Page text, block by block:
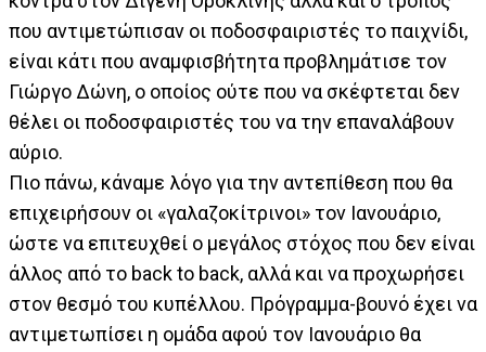
που αντιμετώπισαν οι ποδοσφαιριστές το παιχνίδι,
είναι κάτι που αναμφισβήτητα προβλημάτισε τον
Γιώργο Δώνη, ο οποίος ούτε που να σκέφτεται δεν
θέλει οι ποδοσφαιριστές του να την επαναλάβουν
αύριο.
Πιο πάνω, κάναμε λόγο για την αντεπίθεση που θα
επιχειρήσουν οι «γαλαζοκίτρινοι» τον Ιανουάριο,
ώστε να επιτευχθεί ο μεγάλος στόχος που δεν είναι
άλλος από το back to back, αλλά και να προχωρήσει
στον θεσμό του κυπέλλου. Πρόγραμμα-βουνό έχει να
αντιμετωπίσει η ομάδα αφού τον Ιανουάριο θα